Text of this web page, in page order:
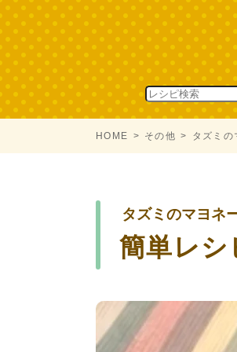
HOME その他 タズミの
タズミのマヨネ
簡単レシ